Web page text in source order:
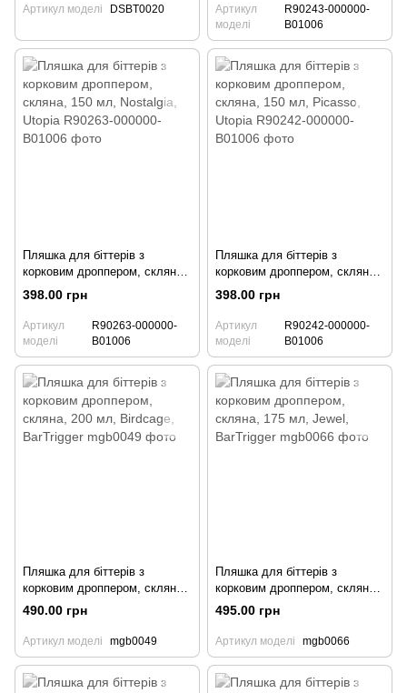
Артикул моделі DSBT0020
Артикул
моделі
R90243-000000-
B01006
Пляшка для біттерів з
корковим дроппером, скляна,
150 мл, Nostalgia, Utopia
398.00 грн
Артикул
моделі
R90263-000000-
B01006
Пляшка для біттерів з
корковим дроппером, скляна,
150 мл, Picasso, Utopia
398.00 грн
Артикул
моделі
R90242-000000-
B01006
Пляшка для біттерів з
корковим дроппером, скляна,
200 мл, Birdcage, BarTrigger
490.00 грн
Артикул моделі mgb0049
Пляшка для біттерів з
корковим дроппером, скляна,
175 мл, Jewel, BarTrigger
495.00 грн
Артикул моделі mgb0066